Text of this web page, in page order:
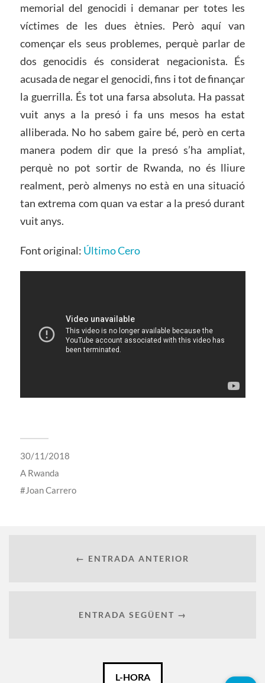
memorial del genocidi i demanar per totes les
víctimes de les dues ètnies. Però aquí van
començar els seus problemes, perquè parlar de
dos genocidis és considerat negacionista. És
acusada de negar el genocidi, fins i tot de finançar
la guerrilla. És tot una farsa absoluta. Ha passat
vuit anys a la presó i fa uns mesos ha estat
alliberada. No ho sabem gaire bé, però en certa
manera podem dir que la presó s’ha ampliat,
perquè no pot sortir de Rwanda, no és lliure
realment, però almenys no està en una situació
tan extrema com quan va estar a la presó durant
vuit anys.
Font original: Último Cero
30/11/2018
A Rwanda
Joan Carrero
← ENTRADA ANTERIOR
ENTRADA SEGÜENT →
L-HORA